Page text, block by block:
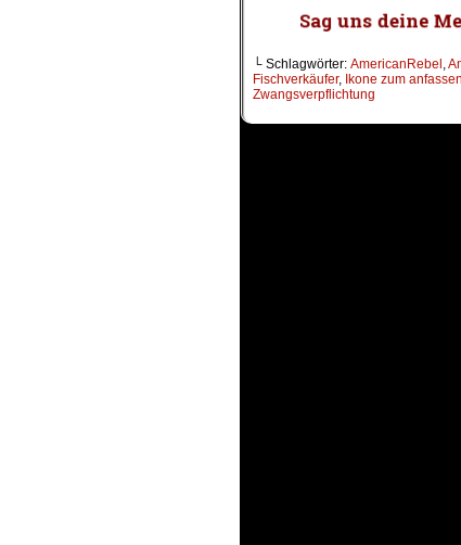
└ Schlagwörter: AmericanRebel ,
Fischverkäufer, Ikone zum anfassen
Zwangsverpflichtung